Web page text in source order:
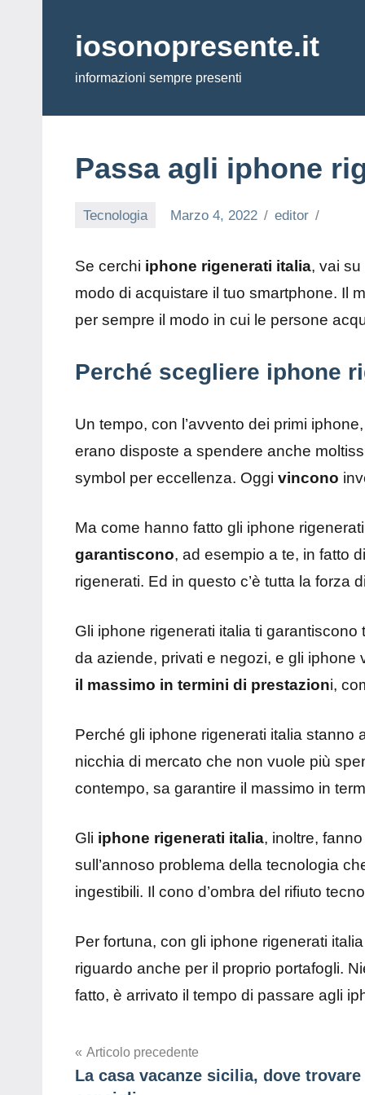
contenutoiosonopresente.it
informazioni sempre presenti
Passa agli iphone
Tecnologia Marzo 4, 2022 editor
Se cerchi iphone rigenerati italia, vai su
modo di acquistare il tuo smartphone. Il
per sempre il modo in cui le persone
Perché scegliere iphone
Un tempo, con l’avvento dei primi
erano disposte a spendere anche
symbol per eccellenza. Oggi vincono
Ma come hanno fatto gli iphone
garantiscono, ad esempio a te, in fatto
rigenerati. Ed in questo c’è tutta la forza
Gli iphone rigenerati italia ti
da aziende, privati e negozi, e gli iphone
il massimo in termini di prestazioni,
Perché gli iphone rigenerati italia
nicchia di mercato che non vuole più
contempo, sa garantire il massimo in
Gli iphone rigenerati italia, inoltre,
sull’annoso problema della tecnologia
ingestibili. Il cono d’ombra del rifiuto
Per fortuna, con gli iphone rigenerati
riguardo anche per il proprio portafogli.
fatto, è arrivato il tempo di passare agli
Navigazione
articoli
Articolo precedente
La casa vacanze sicilia, dove trovare